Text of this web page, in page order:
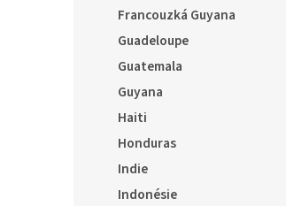
Francouzká Guyana
Guadeloupe
Guatemala
Guyana
Haiti
Honduras
Indie
Indonésie